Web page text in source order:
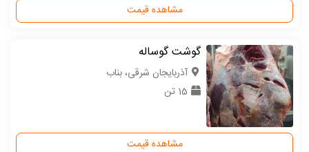
مشاهده قیمت
گوشت گوساله
آذربایجان شرقی، بناب
15 تن
مشاهده قیمت